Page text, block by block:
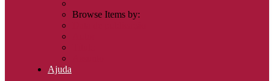
Browse Items by:
Ajuda